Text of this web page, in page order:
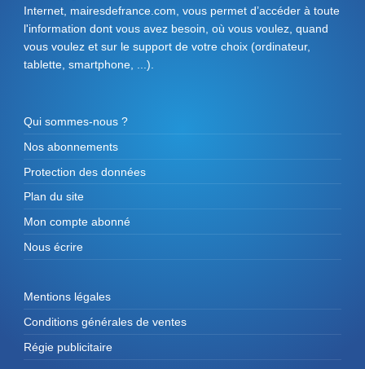
Internet, mairesdefrance.com, vous permet d’accéder à toute
l'information dont vous avez besoin, où vous voulez, quand
vous voulez et sur le support de votre choix (ordinateur,
tablette, smartphone, ...).
Qui sommes-nous ?
Nos abonnements
Protection des données
Plan du site
Mon compte abonné
Nous écrire
Mentions légales
Conditions générales de ventes
Régie publicitaire